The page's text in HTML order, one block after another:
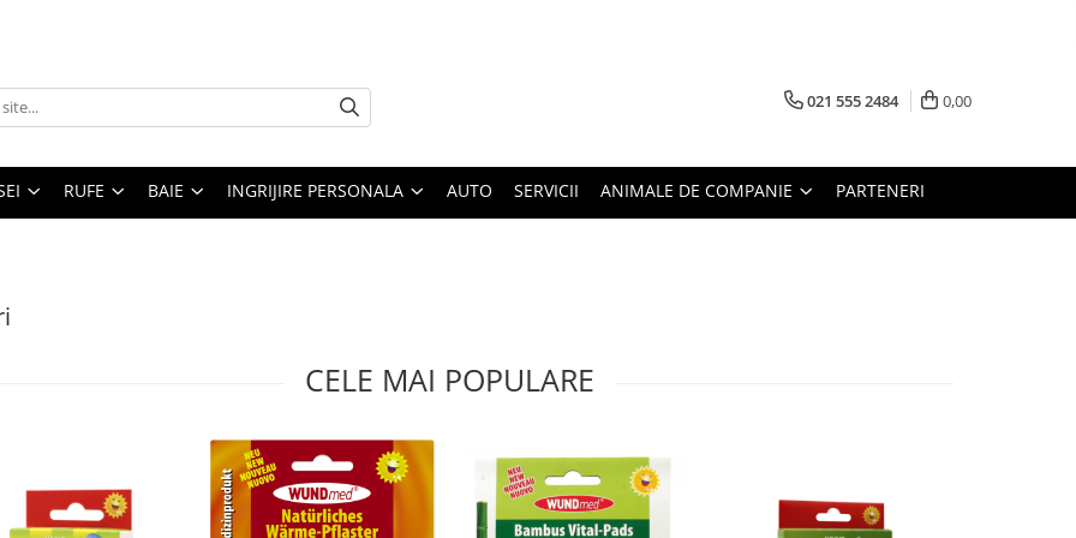
021 555 2484 0,00
RUFE BAIE INGRIJIRE PERSONALA AUTO SERVICII ANIMALE DE COMPANIE PARTENERI
CELE MAI POPULARE